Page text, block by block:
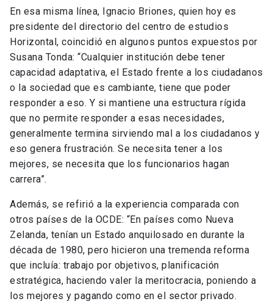
En esa misma línea, Ignacio Briones, quien hoy es
presidente del directorio del centro de estudios
Horizontal, coincidió en algunos puntos expuestos por
Susana Tonda: “Cualquier institución debe tener
capacidad adaptativa, el Estado frente a los ciudadanos
o la sociedad que es cambiante, tiene que poder
responder a eso. Y si mantiene una estructura rígida
que no permite responder a esas necesidades,
generalmente termina sirviendo mal a los ciudadanos y
eso genera frustración. Se necesita tener a los
mejores, se necesita que los funcionarios hagan
carrera”.
Además, se refirió a la experiencia comparada con
otros países de la OCDE: “En países como Nueva
Zelanda, tenían un Estado anquilosado en durante la
década de 1980, pero hicieron una tremenda reforma
que incluía: trabajo por objetivos, planificación
estratégica, haciendo valer la meritocracia, poniendo a
los mejores y pagando como en el sector privado.